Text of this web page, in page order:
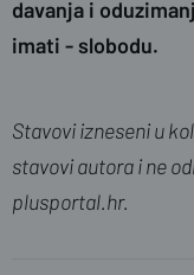
davanja i
imati - slobodu.
Stavovi izneseni u
stavovi autora i ne
plusportal.hr.